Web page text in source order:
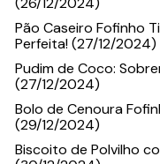
Pão Caseiro Fofinho
Perfeita! (27/12/2024)
Pudim de Coco:
(27/12/2024)
Bolo de Cenoura
(29/12/2024)
Biscoito de Polvilho